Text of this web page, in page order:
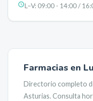
L–V:09:00 - 14:00 /
Farmacias en
Directorio completo
Asturias. Consulta